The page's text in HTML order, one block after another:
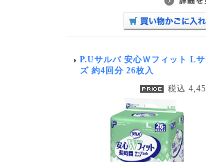
P.Uサルバ 安心Ｗフィット L
ズ 約4回分 26枚入
税込